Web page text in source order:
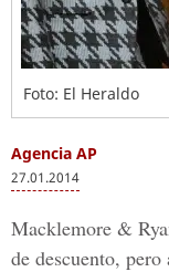
Foto: El Heraldo
Agencia AP
27.01.2014
Macklemore &
de descuento,